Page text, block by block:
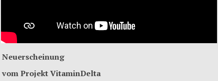
Neuerscheinung
vom Projekt VitaminDelta